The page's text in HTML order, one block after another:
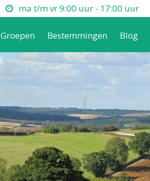
ma t/m vr 9:00 uur - 17:00 uur
Groepen Bestemmingen Blog